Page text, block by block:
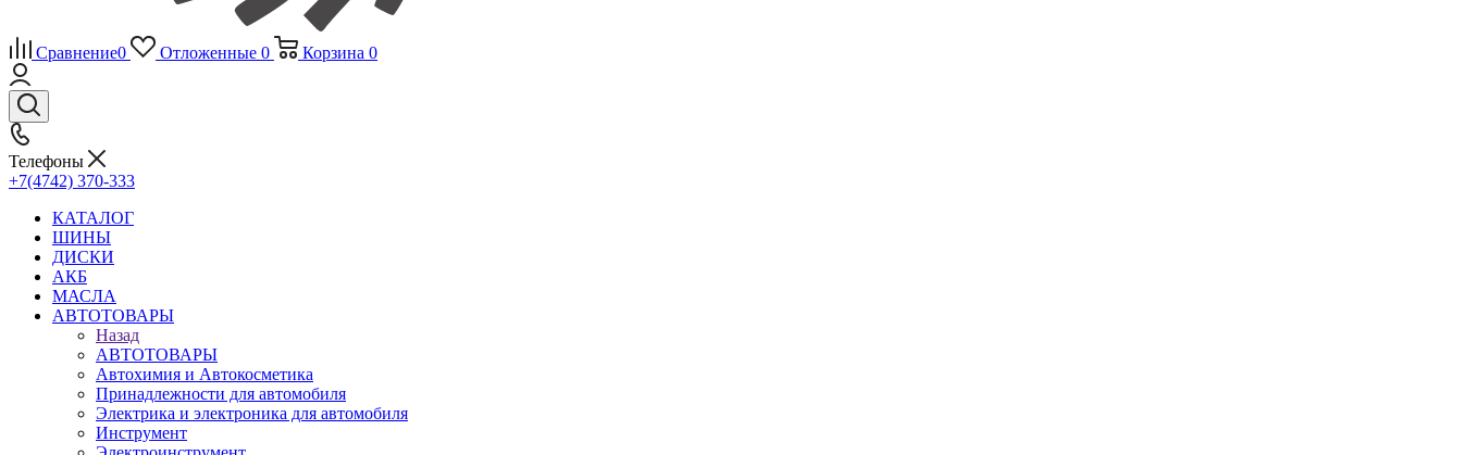
Сравнение0 Отложенные 0 Корзина 0
Телефоны
+7(4742) 370-333
КАТАЛОГ
ШИНЫ
ДИСКИ
АКБ
МАСЛА
АВТОТОВАРЫ
Назад
АВТОТОВАРЫ
Автохимия и Автокосметика
Принадлежности для автомобиля
Электрика и электроника для автомобиля
Инструмент